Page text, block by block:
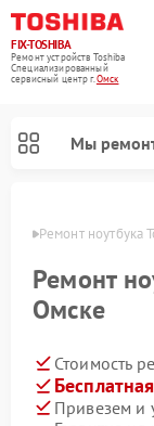
FIX-TOSHIBA
Ремонт устройств Toshiba
Специализированный
cервисный центр г.Омск
Мы
Ремонт ноутбука
Ремонт
Омске
Стоимость
Привезем и